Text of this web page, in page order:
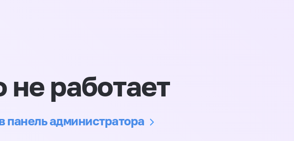
работает
панель администратора